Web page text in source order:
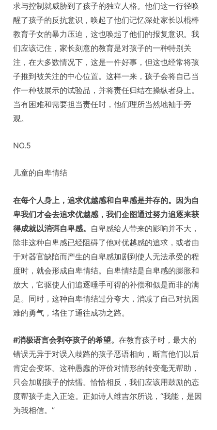
求与控制就威胁到了孩子的独立人格。他们这一行径唤
醒了孩子的反抗意识，唤起了他们记忆深处家长以棍棒
教育子女的暴力压迫，这也唤起了他们的报复意识。我
们应该记住，家长刻意的教育是对孩子的一种特别关
注，在大多数情况下，这是一件好事，但这也经常将孩
子推到被关注的中心位置。这样一来，孩子会将自己当
作一种被展示的试验品，并将责任归结在操纵者身上。
当有困难和需要担当责任时，他们理所当然地袖手旁
观。
NO.5
儿童的自卑情结
在每个人身上，追求优越感和自卑感是并存的。因为自
卑我们才会去追求优越感，我们企图通过努力追逐来获
得成就以消弭自卑感。 自卑感给人带来的影响并不大，
除非这种自卑感已经阻碍了他对优越感的追求，或者由
于对器官缺陷而产生的自卑感加剧到使人无法承受的程
度时，就会形成自卑情结。自卑情结是自卑感的膨胀和
放大，它驱使人们追逐唾手可得的补偿和似是而非的满
足。同时，这种自卑情结过分夸大，消减了自己对抗困
难的勇气，堵住了通往成功之路。
#消极语言会剥夺孩子的希望。在教育孩子时，最大的
错误无异于对误入歧路的孩子恶语相向，断言他们以后
肯定会变坏。这种愚蠢的评价对情形的转变毫无帮助，
只会加剧孩子的怯懦。恰恰相反，我们应该用鼓励的态
度帮孩子走入正途。正如诗人维吉尔所说，“我能，是因
为我相信。”